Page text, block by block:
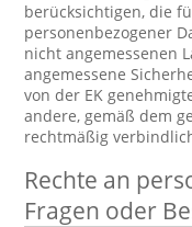
berücksichtigen, die
personenbezogener
nicht angemessenen
angemessene
von der EK
andere, gemäß dem
rechtmäßig
Rechte an
Fragen oder